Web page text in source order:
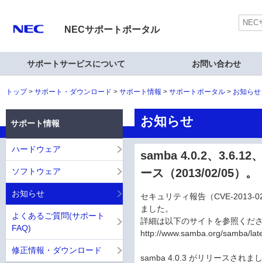
NECサポートポータル
サポートサービスについて お問い合わせ
トップ サポート・ダウンロード サポート情報 サポートポータル お知ら
お知らせ
samba 4.0.2、3.6.12
ース（2013/02/05）。
セキュリティ報告（CVE-2013-
ました。
詳細は以下のサイトを参照くだ
http://www.samba.org/samba/
samba 4.0.3 がリリースされま
サポート情報
ハードウェア
ソフトウェア
お知らせ
よくあるご質問(サポート
FAQ)
修正情報・ダウンロード